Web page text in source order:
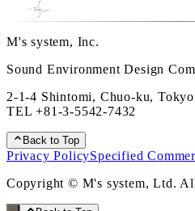
M's system, Inc.
Sound Environment Design
2-1-4 Shintomi, Chuo-ku, Tokyo
TEL+81-3-5542-7432
Back to Top
Privacy PolicySpecified
Copyright © M's system, Ltd.